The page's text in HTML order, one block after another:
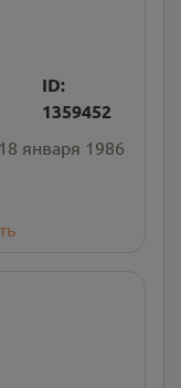
ID:
1359452
января 1986